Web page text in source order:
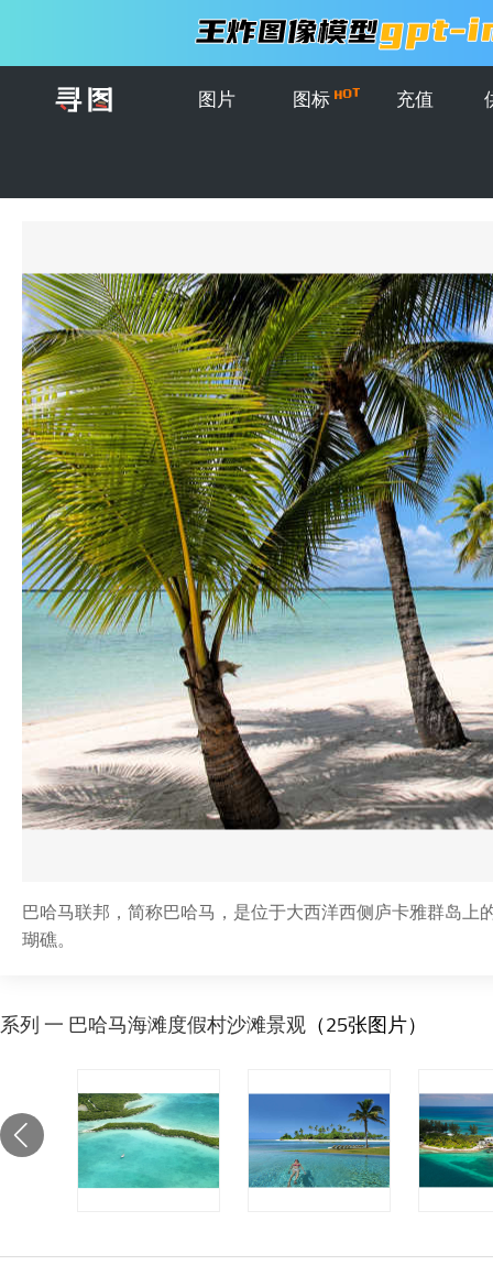
图片 图标 充值
巴哈马联邦，简称巴哈马，是位于大西洋西侧庐卡雅群岛
瑚礁。
系列 一 巴哈马海滩度假村沙滩景观 （25张图片）